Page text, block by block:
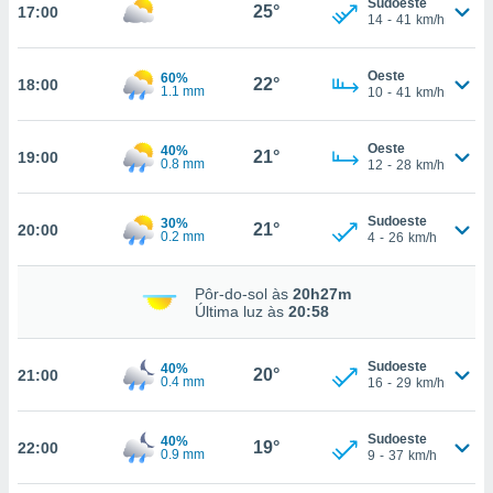
e
como a
seus
qual se
seu
17:00 25°
14 - 41 km/h
18:00
60%
1.1 mm
22°
Oeste
10 - 41 km/h
19:00
40%
0.8 mm
21°
Oeste
12 - 28 km/h
20:00
30%
0.2 mm
21°
Sudoeste
4 - 26 km/h
Pôr-do-sol às 20h27m
Última luz às 20:58
21:00
40%
0.4 mm
20°
Sudoeste
16 - 29 km/h
22:00
40%
0.9 mm
19°
Sudoeste
9 - 37 km/h